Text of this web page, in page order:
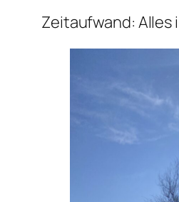
Zeitaufwand: Alles